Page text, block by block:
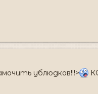
ублюдков!!!>